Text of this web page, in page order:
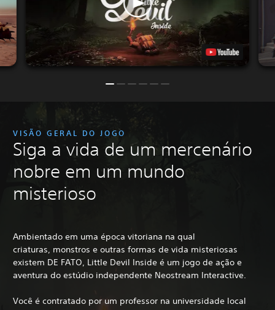
VISÃO GERAL DO JOGO
Siga a vida de um mercenário
nobre em um mundo
misterioso
Ambientado em uma época vitoriana na qual
criaturas, monstros e outras formas de vida misteriosas
existem DE FATO, Little Devil Inside é um jogo de ação e
aventura do estúdio independente Neostream Interactive.
Você é contratado por um professor na universidade local